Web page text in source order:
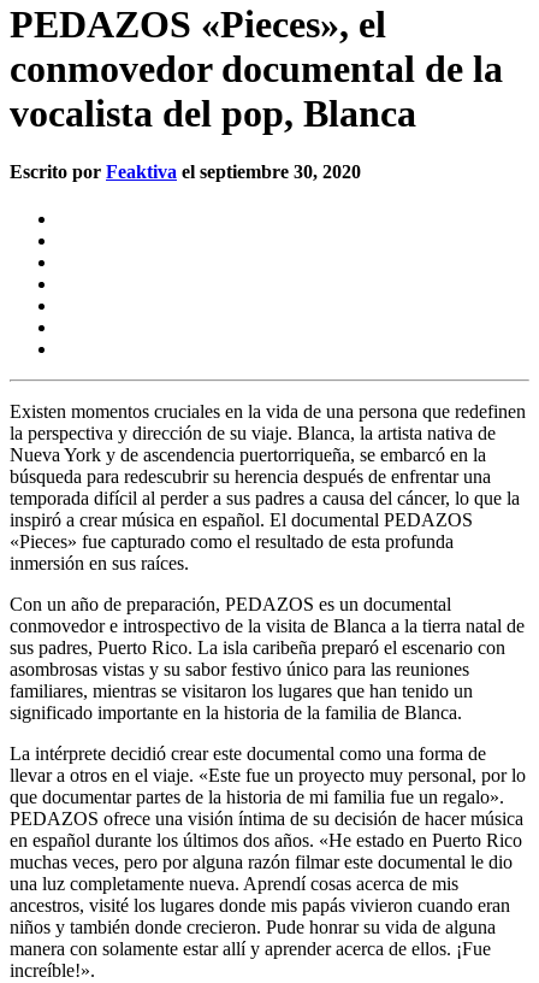
PEDAZOS «Pieces», el
conmovedor documental de la
vocalista del pop, Blanca
Escrito por Feaktiva el septiembre 30, 2020
Existen momentos cruciales en la vida de una persona que redefinen
la perspectiva y dirección de su viaje. Blanca, la artista nativa de
Nueva York y de ascendencia puertorriqueña, se embarcó en la
búsqueda para redescubrir su herencia después de enfrentar una
temporada difícil al perder a sus padres a causa del cáncer, lo que la
inspiró a crear música en español. El documental PEDAZOS
«Pieces» fue capturado como el resultado de esta profunda
inmersión en sus raíces.
Con un año de preparación, PEDAZOS es un documental
conmovedor e introspectivo de la visita de Blanca a la tierra natal de
sus padres, Puerto Rico. La isla caribeña preparó el escenario con
asombrosas vistas y su sabor festivo único para las reuniones
familiares, mientras se visitaron los lugares que han tenido un
significado importante en la historia de la familia de Blanca.
La intérprete decidió crear este documental como una forma de
llevar a otros en el viaje. «Este fue un proyecto muy personal, por lo
que documentar partes de la historia de mi familia fue un regalo».
PEDAZOS ofrece una visión íntima de su decisión de hacer música
en español durante los últimos dos años. «He estado en Puerto Rico
muchas veces, pero por alguna razón filmar este documental le dio
una luz completamente nueva. Aprendí cosas acerca de mis
ancestros, visité los lugares donde mis papás vivieron cuando eran
niños y también donde crecieron. Pude honrar su vida de alguna
manera con solamente estar allí y aprender acerca de ellos. ¡Fue
increíble!».